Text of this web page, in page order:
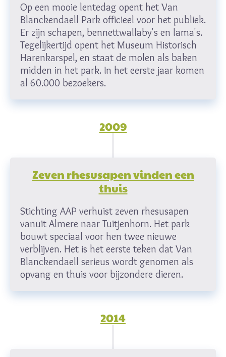
Op een mooie lentedag opent het Van
Blanckendaell Park officieel voor het publiek.
Er zijn schapen, bennettwallaby's en lama's.
Tegelijkertijd opent het Museum Historisch
Harenkarspel, en staat de molen als baken
midden in het park. In het eerste jaar komen
al 60.000 bezoekers.
2009
Zeven rhesusapen vinden een
thuis
Stichting AAP verhuist zeven rhesusapen
vanuit Almere naar Tuitjenhorn. Het park
bouwt speciaal voor hen twee nieuwe
verblijven. Het is het eerste teken dat Van
Blanckendaell serieus wordt genomen als
opvang en thuis voor bijzondere dieren.
2014